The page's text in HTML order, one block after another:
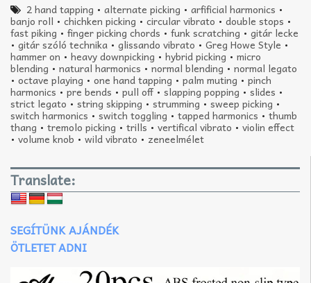
2 hand tapping •alternate picking •arfificial harmonics •
banjo roll • chichken picking • circular vibrato • double stops •
fast piking • finger picking chords • funk scratching • gitár lecke
• gitár szóló technika • glissando vibrato • Greg Howe Style •
hammer on • heavy downpicking • hybrid picking • micro
blending • natural harmonics •normal blending• normal legato
• octave playing • one hand tapping • palm muting • pinch
harmonics •pre bends • pull off• slapping popping •slides •
strict legato• string skipping • strumming • sweep picking •
switch harmonics • switch toggling • tapped harmonics •thumb
thang • tremolo picking • trills• vertifical vibrato • violin effect
• volume knob • wild vibrato • zeneelmélet
Translate:
SEGÍTÜNK AJÁNDÉK
ÖTLETET ADNI